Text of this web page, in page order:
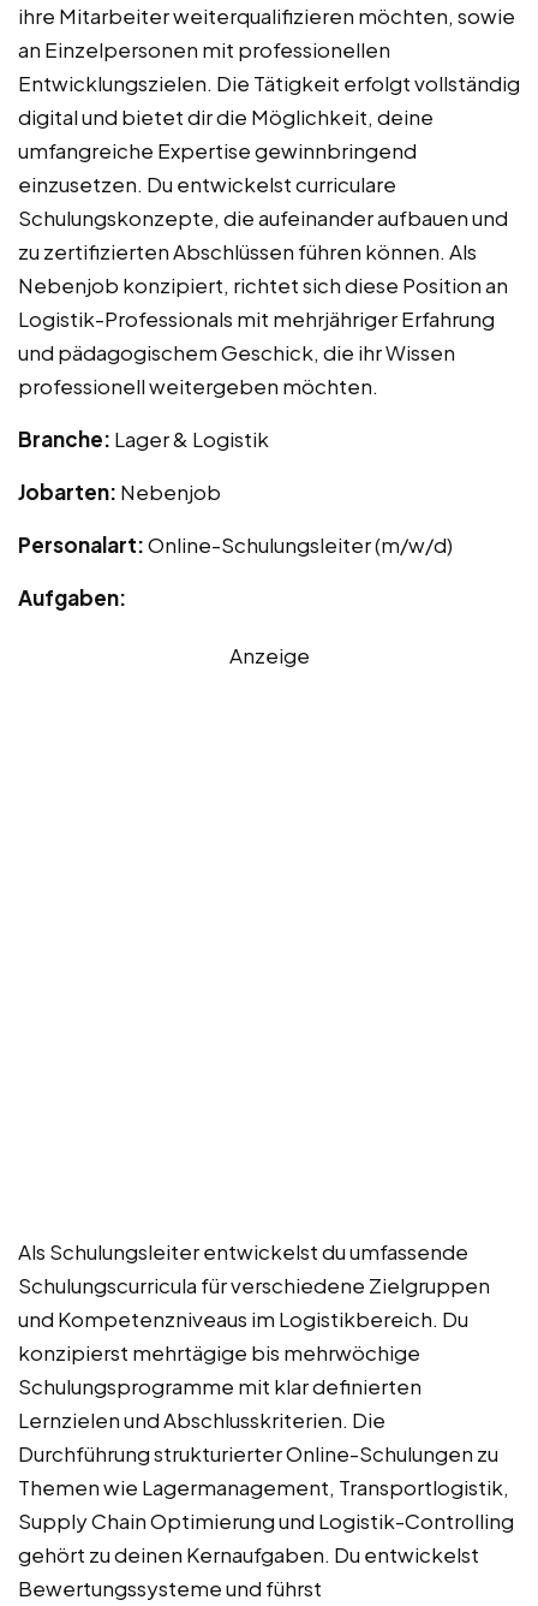
ihre Mitarbeiter weiterqualifizieren möchten, sowie
an Einzelpersonen mit professionellen
Entwicklungszielen. Die Tätigkeit erfolgt vollständig
digital und bietet dir die Möglichkeit, deine
umfangreiche Expertise gewinnbringend
einzusetzen. Du entwickelst curriculare
Schulungskonzepte, die aufeinander aufbauen und
zu zertifizierten Abschlüssen führen können. Als
Nebenjob konzipiert, richtet sich diese Position an
Logistik-Professionals mit mehrjähriger Erfahrung
und pädagogischem Geschick, die ihr Wissen
professionell weitergeben möchten.
Branche: Lager & Logistik
Jobarten: Nebenjob
Personalart:Online-Schulungsleiter (m/w/d)
Aufgaben:
Anzeige
Als Schulungsleiter entwickelst du umfassende
Schulungscurricula für verschiedene Zielgruppen
und Kompetenzniveaus im Logistikbereich. Du
konzipierst mehrtägige bis mehrwöchige
Schulungsprogramme mit klar definierten
Lernzielen und Abschlusskriterien. Die
Durchführung strukturierter Online-Schulungen zu
Themen wie Lagermanagement, Transportlogistik,
Supply Chain Optimierung und Logistik-Controlling
gehört zu deinen Kernaufgaben. Du entwickelst
Bewertungssysteme und führst